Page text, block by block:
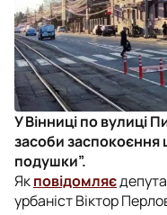
У Вінниці по вулиці
засоби заспокоєння
подушки”.
Якповідомляє
урбаніст Віктор